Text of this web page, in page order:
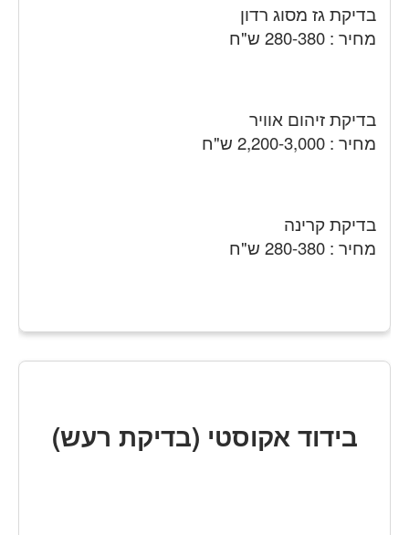
בדיקת גז מסוג רדון
מחיר : 280-380 ש"ח
בדיקת זיהום אוויר
מחיר : 2,200-3,000 ש"ח
בדיקת קרינה
מחיר : 280-380 ש"ח
בידוד אקוסטי (בדיקת רעש)